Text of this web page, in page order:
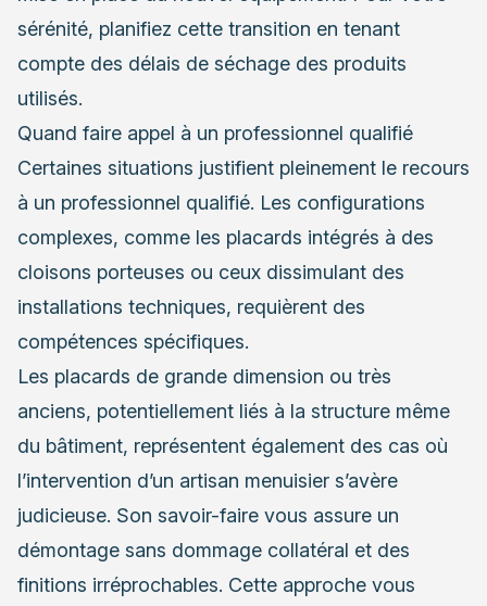
sérénité, planifiez cette transition en tenant
compte des délais de séchage des produits
utilisés.
Quand faire appel à un professionnel qualifié
Certaines situations justifient pleinement le recours
à un professionnel qualifié. Les configurations
complexes, comme les placards intégrés à des
cloisons porteuses ou ceux dissimulant des
installations techniques, requièrent des
compétences spécifiques.
Les placards de grande dimension ou très
anciens, potentiellement liés à la structure même
du bâtiment, représentent également des cas où
l’intervention d’un artisan menuisier s’avère
judicieuse. Son savoir-faire vous assure un
démontage sans dommage collatéral et des
finitions irréprochables. Cette approche vous